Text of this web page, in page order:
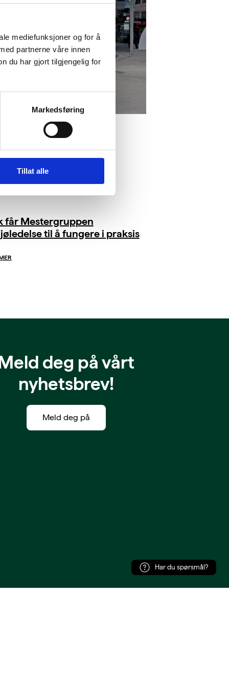
mediefunksjoner og for å
partnerne våre innen
du har gjort tilgjengelig for
Markedsføring
Tillat alle
får Mestergruppen
til å fungere i praksis
deg på vårt
nyhetsbrev!
Meld deg på
Har du spørsmål?